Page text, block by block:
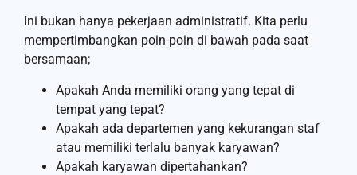
Ini bukan hanya pekerjaan administratif. Kita perlu
mempertimbangkan poin-poin di bawah pada saat
bersamaan;
Apakah Anda memiliki orang yang tepat di
tempat yang tepat?
Apakah ada departemen yang kekurangan staf
atau memiliki terlalu banyak karyawan?
Apakah karyawan dipertahankan?